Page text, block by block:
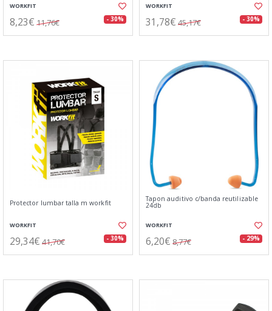
WORKFIT
8,23€ 11,76€ - 30%
WORKFIT
31,78€ 45,17€ - 30%
Protector lumbar talla m workfit
WORKFIT
29,34€ 41,70€ - 30%
Tapon auditivo c/banda reutilizable
24db
WORKFIT
6,20€ 8,77€ - 29%